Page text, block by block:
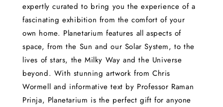
expertly curated to bring you the experience of a
fascinating exhibition from the comfort of your
own home. Planetarium features all aspects of
space, from the Sun and our Solar System, to the
lives of stars, the Milky Way and the Universe
beyond. With stunning artwork from Chris
Wormell and informative text by Professor Raman
Prinja, Planetarium is the perfect gift for anyone